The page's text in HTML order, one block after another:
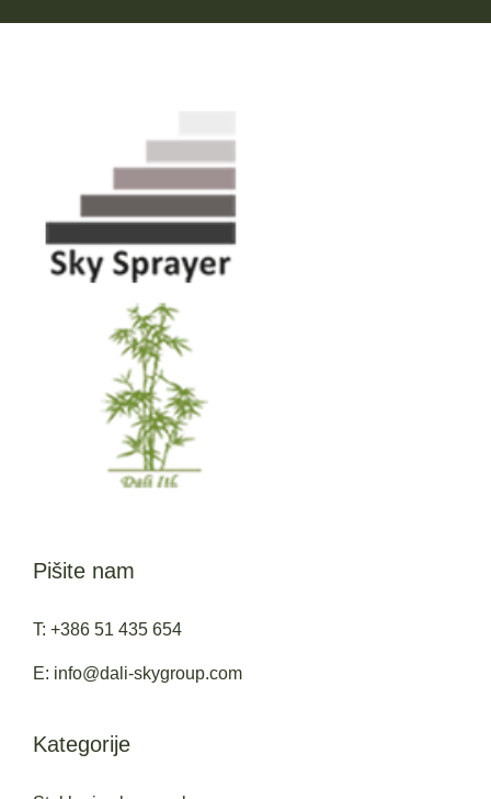
Pišite nam
T: +386 51 435 654
E: info@dali-skygroup.com
Kategorije